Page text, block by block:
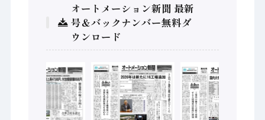
オートメーション新聞 最新
号＆バックナンバー無料ダ
ウンロード